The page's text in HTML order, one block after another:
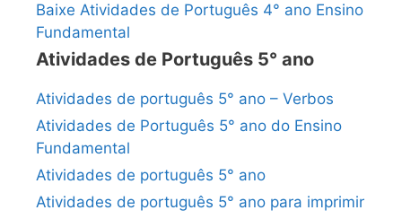
Baixe Atividades de Português 4° ano Ensino
Fundamental
Atividades de Português 5° ano
Atividades de português 5° ano – Verbos
Atividades de Português 5° ano do Ensino
Fundamental
Atividades de português 5° ano
Atividades de português 5° ano para imprimir